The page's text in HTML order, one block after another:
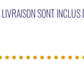
LIVRAISON SONT